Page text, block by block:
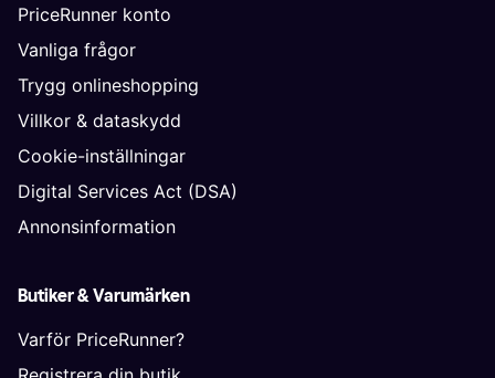
PriceRunner konto
Vanliga frågor
Trygg onlineshopping
Villkor & dataskydd
Cookie-inställningar
Digital Services Act (DSA)
Annonsinformation
Butiker & Varumärken
Varför PriceRunner?